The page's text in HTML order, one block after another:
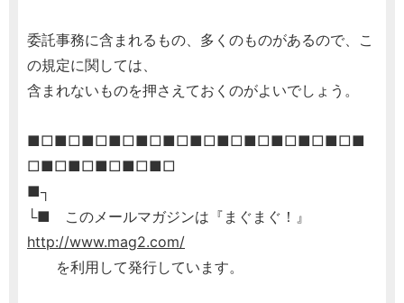
委託事務に含まれるもの、多くのものがあるので、こ
の規定に関しては、
含まれないものを押さえておくのがよいでしょう。
■□■□■□■□■□■□■□■□■□■□■□■□■
□■□■□■□■□■□
■┐
└■ このメールマガジンは『まぐまぐ！』
http://www.mag2.com/
を利用して発行しています。